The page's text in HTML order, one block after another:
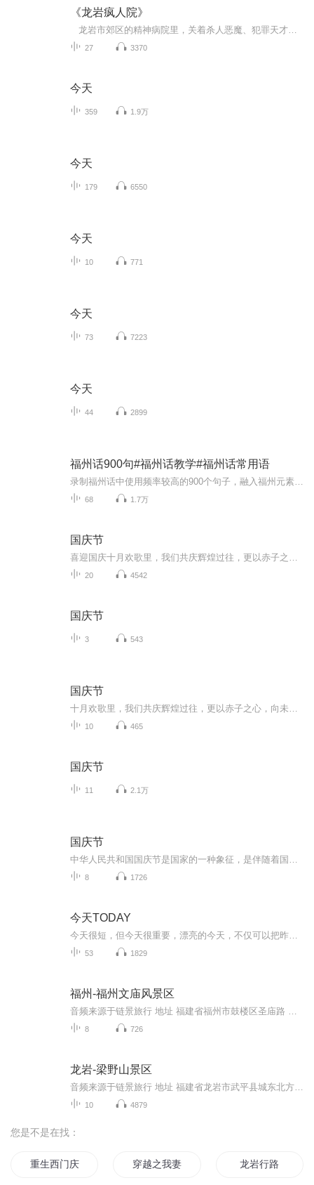
《龙岩疯人院》
27 3370
今天
359 1.9万
今天
179 6550
今天
10 771
今天
73 7223
今天
44 2899
福州话900句#福州话教学#福州话常用语
68 1.7万
国庆节
20 4542
国庆节
3 543
国庆节
10 465
国庆节
11 2.1万
国庆节
8 1726
今天TODAY
53 1829
福州-福州文庙风景区
8 726
龙岩-梁野山景区
10 4879
您是不是在找：
重生西门庆 穿越之我妻黑岩 龙岩行路